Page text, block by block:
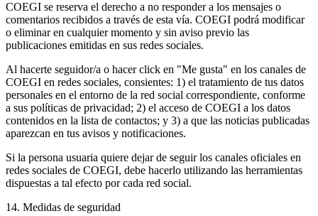
COEGI se reserva el derecho a no responder a los mensajes o
comentarios recibidos a través de esta vía. COEGI podrá modificar
o eliminar en cualquier momento y sin aviso previo las
publicaciones emitidas en sus redes sociales.
Al hacerte seguidor/a o hacer click en "Me gusta" en los canales de
COEGI en redes sociales, consientes: 1) el tratamiento de tus datos
personales en el entorno de la red social correspondiente, conforme
a sus políticas de privacidad; 2) el acceso de COEGI a los datos
contenidos en la lista de contactos; y 3) a que las noticias publicadas
aparezcan en tus avisos y notificaciones.
Si la persona usuaria quiere dejar de seguir los canales oficiales en
redes sociales de COEGI, debe hacerlo utilizando las herramientas
dispuestas a tal efecto por cada red social.
14. Medidas de seguridad